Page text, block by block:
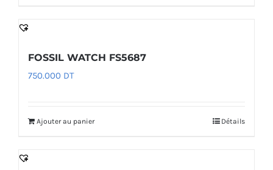
FOSSIL WATCH FS5687
750.000 DT
Ajouter au panier Détails